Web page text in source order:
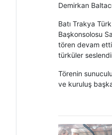
Demirkan
Batı Trakya
Başkonsolosu
tören devam
türküler
Törenin
ve kuruluş